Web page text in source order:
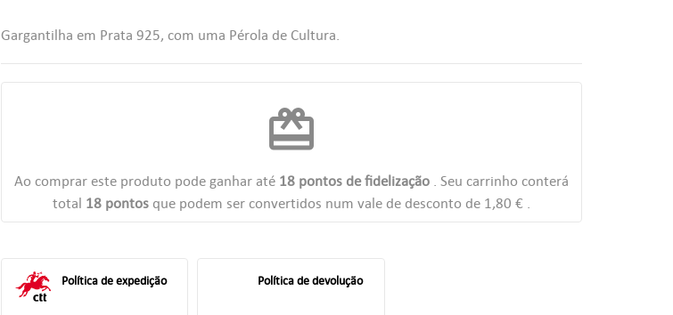
redeem
Ao comprar este produto pode ganhar até 18pontos de fidelização. Seu carrinho conterá
total 18pontosque podem ser convertidos num vale de desconto de 1,80 € .
Gargantilha em Prata 925, com uma Pérola de Cultura.
Política de expedição Política de devolução